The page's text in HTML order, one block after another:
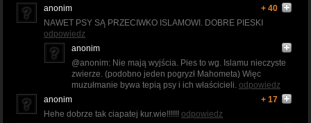
anonim
+ 40
NAWET PSY SĄ PRZECIWKO ISLAMOWI. DOBRE PIESKI
odpowiedz
anonim
@anonim: Nie mają wyjścia. Pies to wg. Islamu nieczyste
zwierze. (podobno jeden pogryzł Mahometa) Więc
muzułmanie bywa tepią psy i ich właścicieli. odpowiedz
anonim
+ 17
Hehe dobrze tak ciapatej kur.wie!!!!!! odpowiedz